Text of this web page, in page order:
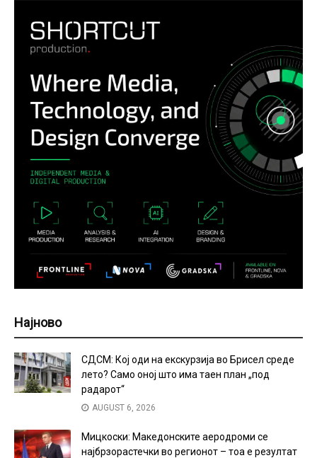
Најново
СДСМ: Кој оди на екскурзија во Брисел среде
лето? Само оној што има таен план „под
радарот“
AUGUST 6, 2026
Мицкоски: Македонските аеродроми се
најбрзорастечки во регионот – тоа е резултат